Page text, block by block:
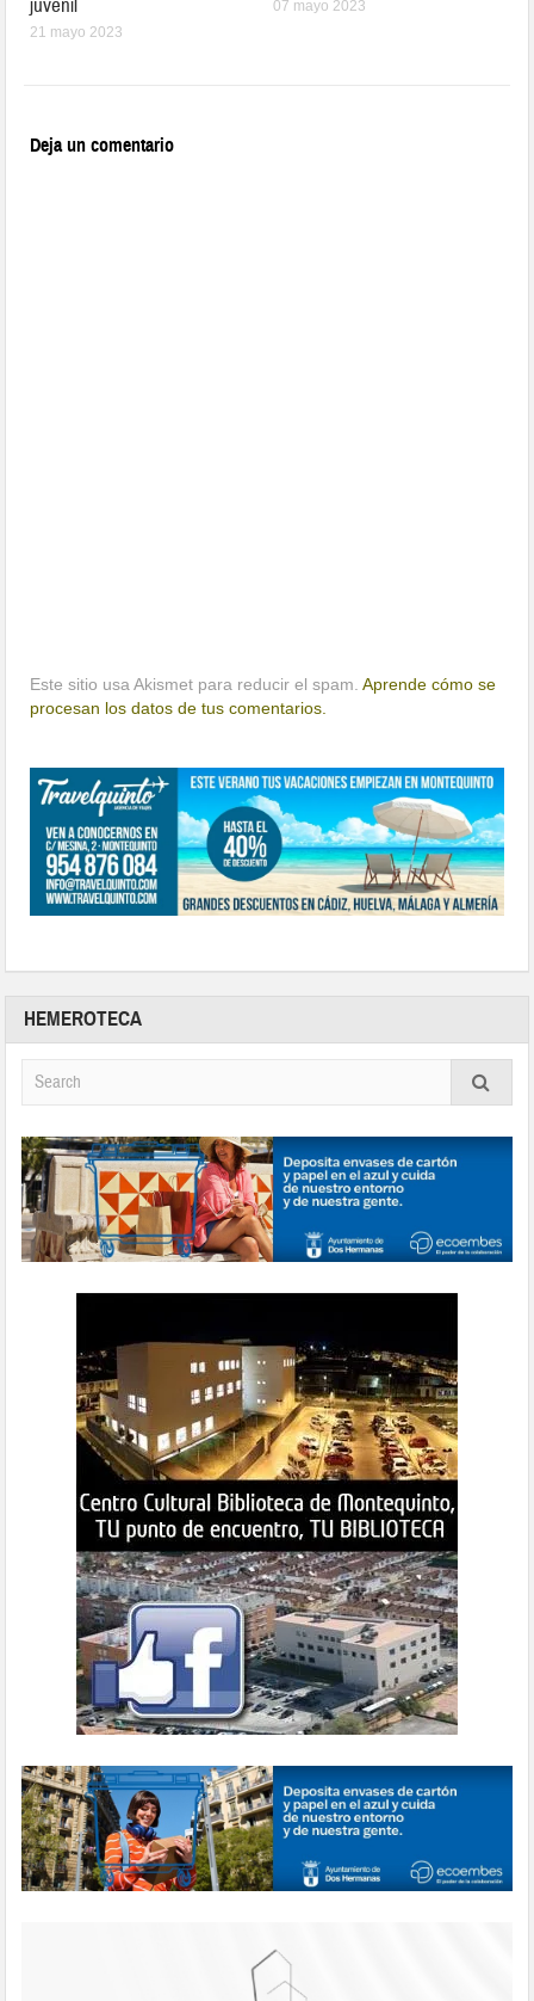
juvenil
21 mayo 2023
07 mayo 2023
Deja un comentario
Este sitio usa Akismet para reducir el spam.Aprende cómo se
procesan los datos de tus comentarios.
HEMEROTECA